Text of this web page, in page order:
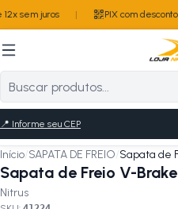
sem juros PIX com desconto
📍 Informe seu CEP
Início/SAPATA DE FREIO/Sapata de
Sapata de Freio V-
Nitrus